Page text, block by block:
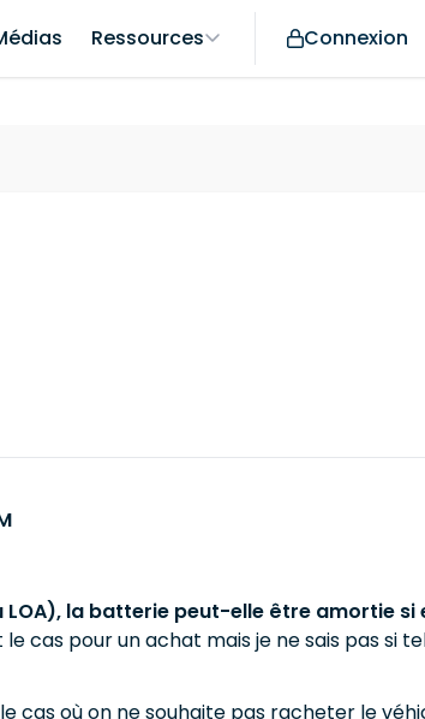
Ressources Connexion
LOA), la batterie peut-elle être amortie
le cas pour un achat mais je ne sais pas si
cas où on ne souhaite pas racheter le